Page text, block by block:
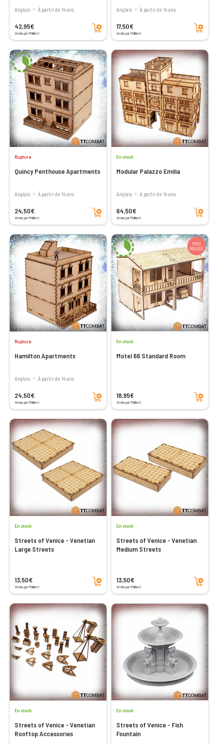
Anglais à partir de 14 ans
42,95€
Vendu par Philibert
Ajouter au panier
Anglais à partir de 14 ans
17,50€
Vendu par Philibert
Ajouter au panier
Rupture
Quincy Penthouse Apartments
Anglais à partir de 14 ans
24,50€
Vendu par Philibert
Ajouter au panier
En stock
Modular Palazzo Emilia
Anglais à partir de 14 ans
64,50€
Vendu par Philibert
Ajouter au panier
Rupture
Hamilton Apartments
Anglais à partir de 14 ans
24,50€
Vendu par Philibert
Ajouter au panier
PRIX
ROUGE
En stock
Motel 66 Standard Room
18,95€
Vendu par Philibert
Ajouter au panier
En stock
Streets of Venice - Venetian
Large Streets
13,50€
Vendu par Philibert
Ajouter au panier
En stock
Streets of Venice - Venetian
Medium Streets
13,50€
Vendu par Philibert
Ajouter au panier
En stock
Streets of Venice - Venetian
Rooftop Accessories
En stock
Streets of Venice - Fish
Fountain